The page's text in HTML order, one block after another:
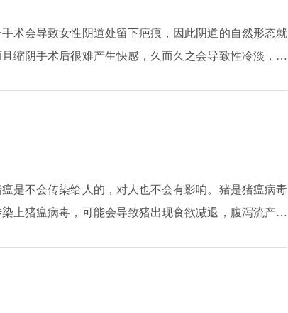
术会导致女性阴道处留下疤痕，因此阴道的自然形态就
缩阴手术后很难产生快感，久而久之会导致性冷淡，影
是不会传染给人的，对人也不会有影响。猪是猪瘟病毒
上猪瘟病毒，可能会导致猪出现食欲减退，腹泻流产的